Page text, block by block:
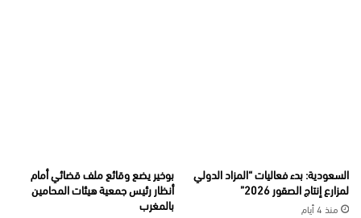
السعودية: بدء فعاليات “المزاد الدولي
لمزارع إنتاج الصقور 2026”
منذ 4 أيام
بوخير يضع وقائع ملف قضائي أمام
أنظار رئيس جمعية هيئات المحامين
بالمغرب